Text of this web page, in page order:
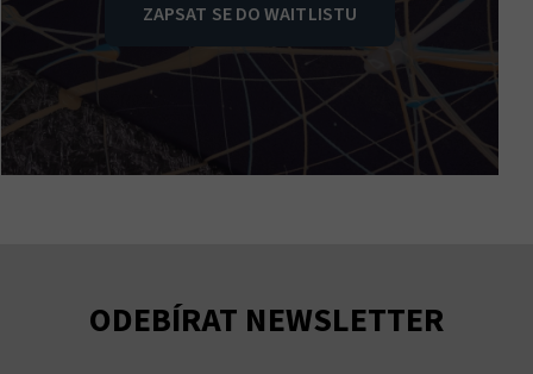
ZAPSAT SE DO WAITLISTU
ODEBÍRAT NEWSLETTER